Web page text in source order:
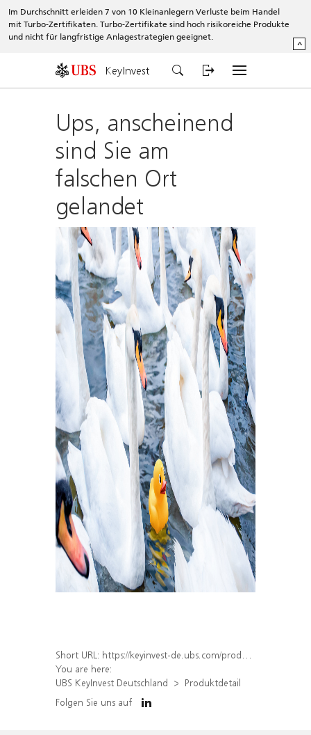
Im Durchschnitt erleiden 7 von 10 Kleinanlegern Verluste beim Handel
mit Turbo-Zertifikaten. Turbo-Zertifikate sind hoch risikoreiche Produkte
und nicht für langfristige Anlagestrategien geeignet.
^
KeyInvest
Ups, anscheinend
sind Sie am
falschen Ort
gelandet
Short URL: https://keyinvest-de.ubs.com/produkt/detail/index/isin/DE000UH36U19
You are here:
UBS KeyInvest Deutschland
Produktdetail
Folgen Sie uns auf